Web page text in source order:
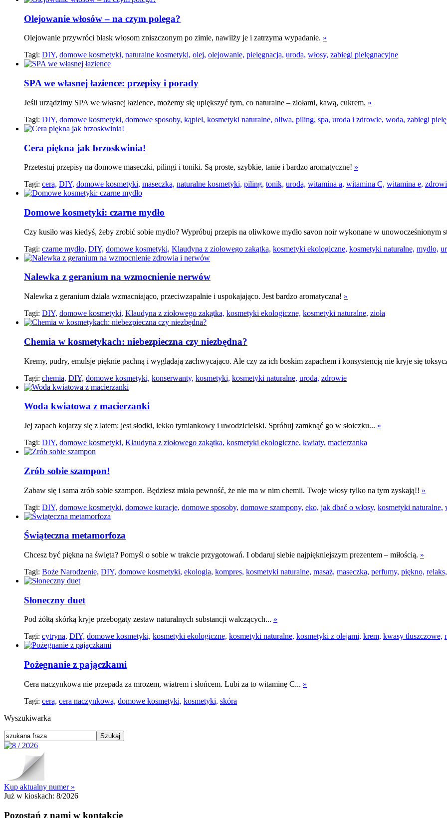
Olejowanie włosów – na czym polega?
Olejowanie przywróci blask włosom zniszczonym po zimie, nawilży je i zatrzyma wypadanie. »
Tagi: DIY, domowe kosmetyki, naturalne kosmetyki, olej, olejowanie, pielęgnacja, uroda, włosy, zabiegi pielęgnacyjne
SPA we własnej łazience: przepisy i porady
Jeśli urządzimy SPA we własnej łazience, możemy się upiększyć tym, co naturalne – ziołami, kawą, cukrem. »
Tagi: DIY, domowe kosmetyki, domowe sposoby, kąpiel, kosmetyki naturalne, oliwa, piling, spa, uroda i zdrowie, woda, zabiegi
Cera piękna jak brzoskwinia!
Przetestuj przepisy na domowe maseczki, pilingi i toniki. Są proste, szybkie, tanie i bardzo aromatyczne! »
Tagi: cera, DIY, domowe kosmetyki, maseczka, naturalne kosmetyki, piling, tonik, uroda, witamina a, witamina C, witamina e,
Domowe kosmetyki: czarne mydło
Czy kusiło was kiedyś, żeby zrobić sobie mydło? Wypróbuj przepis na oliwkowe mydło savon noir wykonane w unowocześnionym
Tagi: czarne mydło, DIY, domowe kosmetyki, Klaudyna z ziołowego zakątka, kosmetyki ekologiczne, kosmetyki naturalne, mydło,
Nalewka z geranium na wzmocnienie nerwów
Nalewka z geranium działa wzmacniająco, przeciwzapalnie i uspokajająco. Jest bardzo aromatyczna! »
Tagi: DIY, domowe kosmetyki, Klaudyna z ziołowego zakątka, kosmetyki ekologiczne, kosmetyki naturalne, zioła
Chemia w kosmetykach: niebezpieczna czy niezbędna?
Kremy, pudry, emulsje pięknie pachną i wyglądają zachwycająco. Ale czy za ich boskim zapachem i konsystencją nie kryje się
Tagi: chemia, DIY, domowe kosmetyki, konserwanty, kosmetyki, kosmetyki naturalne, uroda, zdrowie
Woda kwiatowa z macierzanki
Jej zapach kojarzy się z latem: jest słodki, lekko tymiankowy i uwodzicielski. Spróbuj zamknąć go w słoiczku... »
Tagi: DIY, domowe kosmetyki, Klaudyna z ziołowego zakątka, kosmetyki ekologiczne, kwiaty, macierzanka
Zrób sobie szampon!
Zabaw się i sama zrób sobie szampon. Będziesz miała pewność, że nie ma w nim chemii. Twoje włosy tylko na tym zyskają!! »
Tagi: DIY, domowe kosmetyki, domowe kuracje, domowe sposoby, domowe szampony, eko, jak dbać o włosy, kosmetyki naturalne,
Świąteczna metamorfoza
Chcesz być piękna na święta? Pomyśl o sobie w trakcie przygotowań. I obdaruj siebie najpiękniejszym prezentem – miłością. »
Tagi: Boże Narodzenie, DIY, domowe kosmetyki, ekologia, kompres, kosmetyki naturalne, masaż, maseczka, perfumy, piękno, relaks,
Słoneczny duet
Pod żółtą skórką kryje przebogaty zestaw naturalnych substancji walczących... »
Tagi: cytryna, DIY, domowe kosmetyki, kosmetyki ekologiczne, kosmetyki naturalne, kosmetyki z olejami, krem, kwasy tłuszczowe,
Pożegnanie z pajączkami
Cera naczynkowa nie przepada za mrozem, wiatrem i słońcem. Lubi za to witaminę C... »
Tagi: cera, cera naczynkowa, domowe kosmetyki, kosmetyki, skóra
Wyszukiwarka
Kup aktualny numer »
Już w kioskach: 8/2026
Pozostań z nami w kontakcie